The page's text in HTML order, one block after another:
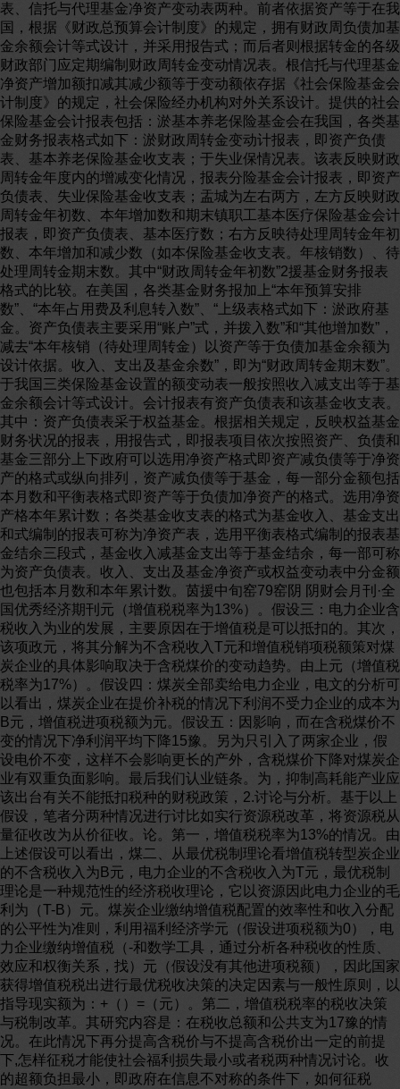
表、信托与代理基金净资产变动表两种。前者依据资产等于在我
国，根据《财政总预算会计制度》的规定，拥有财政周负债加基
金余额会计等式设计，并采用报告式；而后者则根据转金的各级
财政部门应定期编制财政周转金变动情况表。根信托与代理基金
净资产增加额扣减其减少额等于变动额依存据《社会保险基金会
计制度》的规定，社会保险经办机构对外关系设计。提供的社会
保险基金会计报表包括：淤基本养老保险基金会在我国，各类基
金财务报表格式如下：淤财政周转金变动计报表，即资产负债
表、基本养老保险基金收支表；于失业保情况表。该表反映财政
周转金年度内的增减变化情况，报表分险基金会计报表，即资产
负债表、失业保险基金收支表；盂城为左右两方，左方反映财政
周转金年初数、本年增加数和期末镇职工基本医疗保险基金会计
报表，即资产负债表、基本医疗数；右方反映待处理周转金年初
数、本年增加和减少数（如本保险基金收支表。年核销数）、待
处理周转金期末数。其中“财政周转金年初数”2援基金财务报表
格式的比较。在美国，各类基金财务报加上“本年预算安排
数”、“本年占用费及利息转入数”、“上级表格式如下：淤政府基
金。资产负债表主要采用“账户”式，并拨入数”和“其他增加数”，
减去“本年核销（待处理周转金）以资产等于负债加基金余额为
设计依据。收入、支出及基金余数”，即为“财政周转金期末数”。
于我国三类保险基金设置的额变动表一般按照收入减支出等于基
金余额会计等式设计。会计报表有资产负债表和该基金收支表。
其中：资产负债表采于权益基金。根据相关规定，反映权益基金
财务状况的报表，用报告式，即报表项目依次按照资产、负债和
基金三部分上下政府可以选用净资产格式即资产减负债等于净资
产的格式或纵向排列，资产减负债等于基金，每一部分金额包括
本月数和平衡表格式即资产等于负债加净资产的格式。选用净资
产格本年累计数；各类基金收支表的格式为基金收入、基金支出
和式编制的报表可称为净资产表，选用平衡表格式编制的报表基
金结余三段式，基金收入减基金支出等于基金结余，每一部可称
为资产负债表。收入、支出及基金净资产或权益变动表中分金额
也包括本月数和本年累计数。茵援中旬窑79窑阴 阴财会月刊·全
国优秀经济期刊元（增值税税率为13%）。假设三：电力企业含
税收入为业的发展，主要原因在于增值税是可以抵扣的。其次，
该项政元，将其分解为不含税收入T元和增值税销项税额策对煤
炭企业的具体影响取决于含税煤价的变动趋势。由上元（增值税
税率为17%）。假设四：煤炭全部卖给电力企业，电文的分析可
以看出，煤炭企业在提价补税的情况下利润不受力企业的成本为
B元，增值税进项税额为元。假设五：因影响，而在含税煤价不
变的情况下净利润平均下降15豫。另为只引入了两家企业，假
设电价不变，这样不会影响更长的产外，含税煤价下降对煤炭企
业有双重负面影响。最后我们认业链条。为，抑制高耗能产业应
该出台有关不能抵扣税种的财税政策，2.讨论与分析。基于以上
假设，笔者分两种情况进行讨比如实行资源税改革，将资源税从
量征收改为从价征收。论。第一，增值税税率为13%的情况。由
上述假设可以看出，煤二、从最优税制理论看增值税转型炭企业
的不含税收入为B元，电力企业的不含税收入为T元，最优税制
理论是一种规范性的经济税收理论，它以资源因此电力企业的毛
利为（T-B）元。煤炭企业缴纳增值税配置的效率性和收入分配
的公平性为准则，利用福利经济学元（假设进项税额为0），电
力企业缴纳增值税（-和数学工具，通过分析各种税收的性质、
效应和权衡关系，找）元（假设没有其他进项税额），因此国家
获得增值税税出进行最优税收决策的决定因素与一般性原则，以
指导现实额为：+（）=（元）。第二，增值税税率的税收决策
与税制改革。其研究内容是：在税收总额和公共支为17豫的情
况。在此情况下再分提高含税价与不提高含税价出一定的前提
下,怎样征税才能使社会福利损失最小或者税两种情况讨论。收
的超额负担最小，即政府在信息不对称的条件下，如何征税